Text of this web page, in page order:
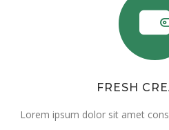
FRESH
Lorem ipsum dolor sit amet